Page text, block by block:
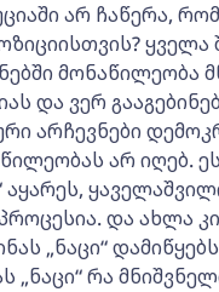
არ ჩაწერა,
მონაწილეობა
და ვერ
არჩევნები
არ იღებ.
და ახლა
„ნაცი“
„ნაცი“ რა